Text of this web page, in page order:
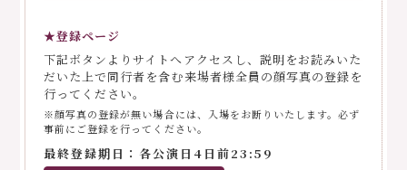
★登録ページ
下記ボタンよりサイトへアクセスし、説明をお読みいた
だいた上で同行者を含む来場者様全員の顔写真の登録を
行ってください。
※顔写真の登録が無い場合には、入場をお断りいたします。必ず
事前にご登録を行ってください。
最終登録期日：各公演日4日前23:59